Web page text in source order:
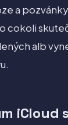
a
cokoli
alb
iCloud